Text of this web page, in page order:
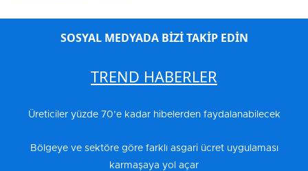
SOSYAL MEDYADA BİZİ TAKİP EDİN
TREND HABERLER
Üreticiler yüzde 70’e kadar hibelerden faydalanabilecek
Bölgeye ve sektöre göre farklı asgari ücret uygulaması
karmaşaya yol açar